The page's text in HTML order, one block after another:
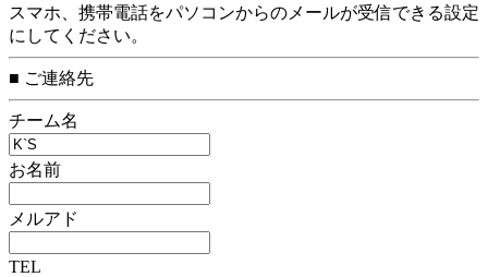
スマホ、携帯電話をパソコンからのメールが受信できる設定
にしてください。
■ ご連絡先
チーム名
お名前
メルアド
TEL